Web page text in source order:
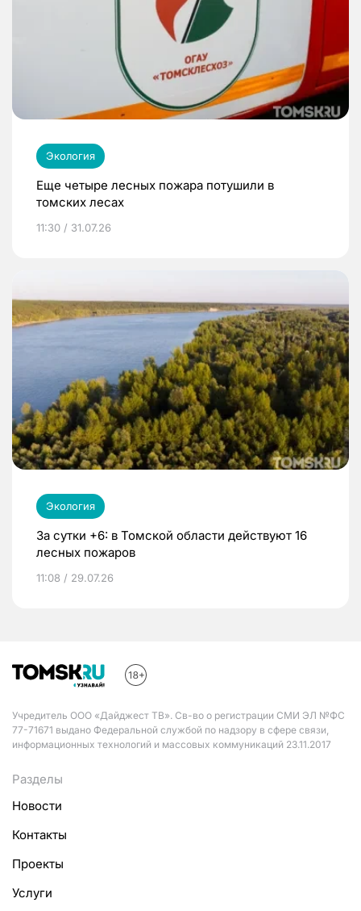
Экология
Еще четыре лесных пожара потушили в
томских лесах
11:30 / 31.07.26
Экология
За сутки +6: в Томской области действуют 16
лесных пожаров
11:08 / 29.07.26
Учредитель ООО «Дайджест ТВ». Св-во о регистрации СМИ ЭЛ №ФС
77-71671 выдано Федеральной службой по надзору в сфере связи,
информационных технологий и массовых коммуникаций 23.11.2017
Разделы
Новости
Контакты
Проекты
Услуги